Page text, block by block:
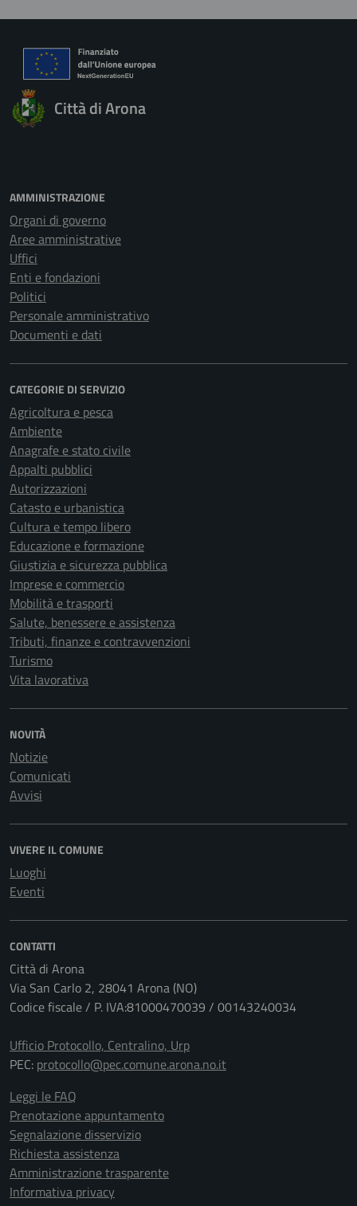
Città di Arona
AMMINISTRAZIONE
Organi di governo
Aree amministrative
Uffici
Enti e fondazioni
Politici
Personale amministrativo
Documenti e dati
CATEGORIE DI SERVIZIO
Agricoltura e pesca
Ambiente
Anagrafe e stato civile
Appalti pubblici
Autorizzazioni
Catasto e urbanistica
Cultura e tempo libero
Educazione e formazione
Giustizia e sicurezza pubblica
Imprese e commercio
Mobilità e trasporti
Salute, benessere e assistenza
Tributi, finanze e contravvenzioni
Turismo
Vita lavorativa
NOVITÀ
Notizie
Comunicati
Avvisi
VIVERE IL COMUNE
Luoghi
Eventi
CONTATTI
Città di Arona
Via San Carlo 2, 28041 Arona (NO)
Codice fiscale / P. IVA:81000470039 / 00143240034
Ufficio Protocollo, Centralino, Urp
PEC: protocollo@pec.comune.arona.no.it
Leggi le FAQ
Prenotazione appuntamento
Segnalazione disservizio
Richiesta assistenza
Amministrazione trasparente
Informativa privacy